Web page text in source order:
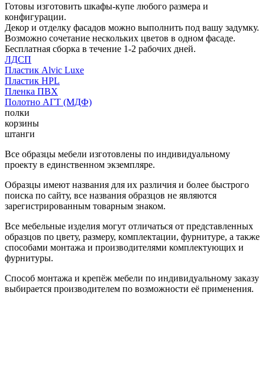
Готовы изготовить шкафы-купе любого размера и
конфигурации.
Декор и отделку фасадов можно выполнить под вашу задумку.
Возможно сочетание нескольких цветов в одном фасаде.
Бесплатная сборка в течение 1-2 рабочих дней.
ЛДСП
Пластик Alvic Luxe
Пластик HPL
Пленка ПВХ
Полотно АГТ (МДФ)
полки
корзины
штанги
Все образцы мебели изготовлены по индивидуальному
проекту в единственном экземпляре.
Образцы имеют названия для их различия и более быстрого
поиска по сайту, все названия образцов не являются
зарегистрированным товарным знаком.
Все мебельные изделия могут отличаться от представленных
образцов по цвету, размеру, комплектации, фурнитуре, а также
способами монтажа и производителями комплектующих и
фурнитуры.
Способ монтажа и крепёж мебели по индивидуальному заказу
выбирается производителем по возможности её применения.